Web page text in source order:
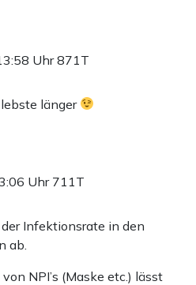
Uhr871T
länger
Uhr 711T
Infektionsrate in den
ab.
NPI’s (Maske etc.) lässt